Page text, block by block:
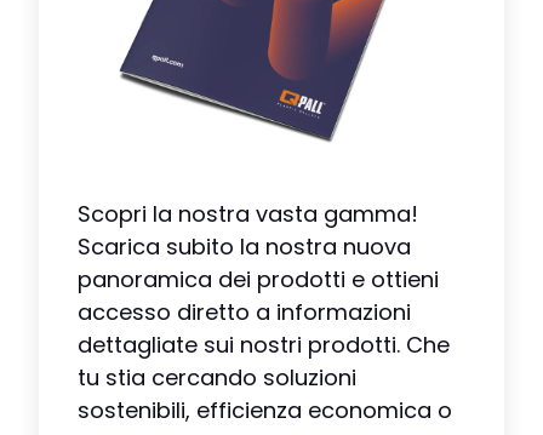
Scopri la nostra vasta gamma!
Scarica subito la nostra nuova
panoramica dei prodotti e ottieni
accesso diretto a informazioni
dettagliate sui nostri prodotti. Che
tu stia cercando soluzioni
sostenibili, efficienza economica o